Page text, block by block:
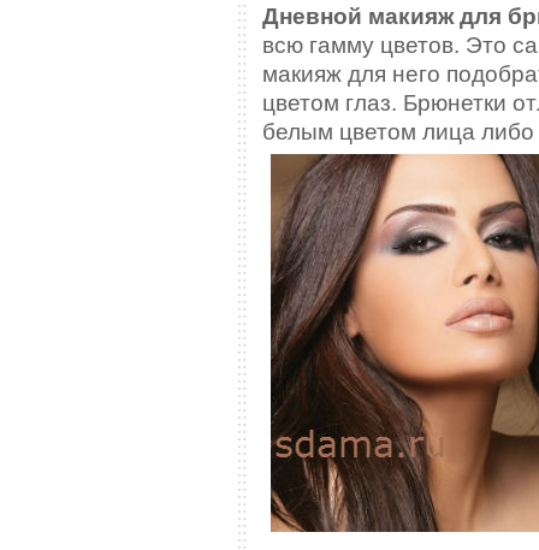
Дневной макияж для
всю гамму цветов. Это
макияж для него
цветом глаз. Брюнетки
белым цветом лица